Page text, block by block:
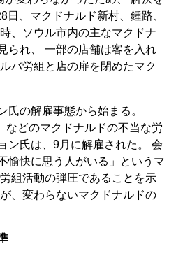
、マクドナルド新村、鍾路、
、ソウル市内の主なマクドナ
られ、 一部の店舗は客を入れ
バ労組と店の扉を閉めたマク
の解雇事態から始まる。
などのマクドナルドの不当な労
ン氏は、9月に解雇された。 会
愉快に思う人がいる」というマ
組活動の弾圧であることを示
、変わらないマクドナルドの